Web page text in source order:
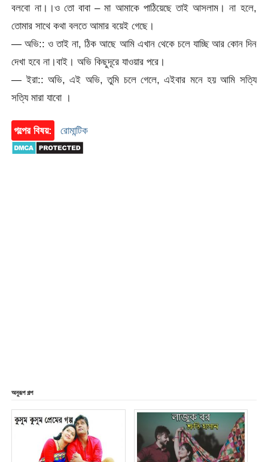
বলবো না।।ও তো বাবা – মা আমাকে পাঠিয়েছে তাই আসলাম। না হলে,
তোমার সাথে কথা বলতে আমার বয়েই গেছে।
— অভি:: ও তাই না, ঠিক আছে আমি এখান থেকে চলে যাচ্ছি আর কোন দিন
দেখা হবে না।বাই। অভি কিছুদূরে যাওয়ার পরে।
— ইরা:: অভি, এই অভি, তুমি চলে গেলে, এইবার মনে হয় আমি সত্যি
সত্যি মারা যাবো ।
গল্পের বিষয়: রোমান্টিক
অনুরূপ গল্প